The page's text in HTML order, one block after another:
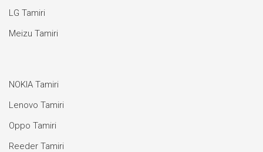
LG Tamiri
Meizu Tamiri
NOKIA Tamiri
Lenovo Tamiri
Oppo Tamiri
Reeder Tamiri